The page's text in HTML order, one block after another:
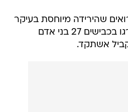
שהירידה מיוחסת בעיקר
למרץ - חודש שבו נהרגו בכבישים 27 בני אדם